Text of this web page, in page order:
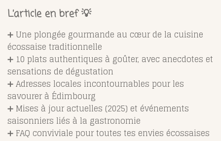
L’article en bref 💡
➕ Une plongée gourmande au cœur de la cuisine
écossaise traditionnelle
➕ 10 plats authentiques à goûter, avec anecdotes et
sensations de dégustation
➕ Adresses locales incontournables pour les
savourer à Édimbourg
➕ Mises à jour actuelles (2025) et événements
saisonniers liés à la gastronomie
➕ FAQ conviviale pour toutes tes envies écossaises